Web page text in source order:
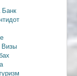
Банк
Визы